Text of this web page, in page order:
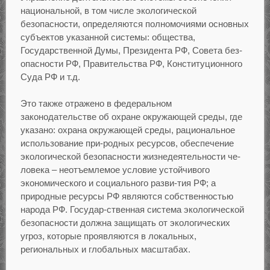
национальной, в том числе экологической
безопасности, определяются полномочиями основных
субъектов указанной системы: общества,
Государственной Думы, Президента РФ, Совета без-
опасности РФ, Правительства РФ, Конституционного
Суда РФ и т.д.
Это также отражено в федеральном
законодательстве об охране окружающей среды, где
указано: охрана окружающей среды, рациональное
использование при-родных ресурсов, обеспечение
экологической безопасности жизнедеятельности че-
ловека – неотъемлемое условие устойчивого
экономического и социального разви-тия РФ; а
природные ресурсы РФ являются собственностью
народа РФ. Государ-ственная система экологической
безопасности должна защищать от экологических
угроз, которые проявляются в локальных,
региональных и глобальных масштабах.